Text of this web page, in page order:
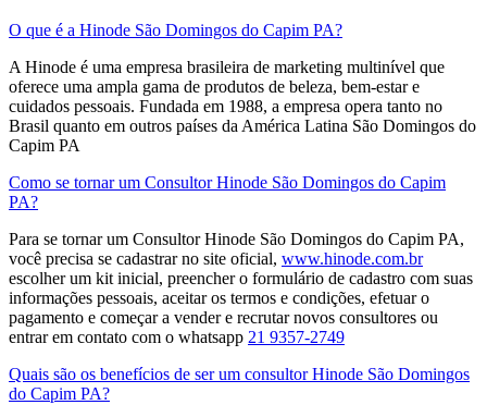
O que é a Hinode São Domingos do Capim PA?
A Hinode é uma empresa brasileira de marketing multinível que
oferece uma ampla gama de produtos de beleza, bem-estar e
cuidados pessoais. Fundada em 1988, a empresa opera tanto no
Brasil quanto em outros países da América Latina​ São Domingos do
Capim PA
Como se tornar um Consultor Hinode São Domingos do Capim
PA?
Para se tornar um Consultor Hinode São Domingos do Capim PA,
você precisa se cadastrar no site oficial, www.hinode.com.br
escolher um kit inicial, preencher o formulário de cadastro com suas
informações pessoais, aceitar os termos e condições, efetuar o
pagamento e começar a vender e recrutar novos consultores​ ou
entrar em contato com o whatsapp 21 9357-2749
Quais são os benefícios de ser um consultor Hinode São Domingos
do Capim PA?